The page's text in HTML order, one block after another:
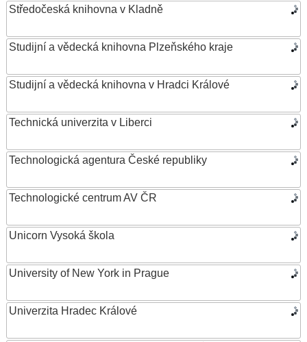
Středočeská knihovna v Kladně
Studijní a vědecká knihovna Plzeňského kraje
Studijní a vědecká knihovna v Hradci Králové
Technická univerzita v Liberci
Technologická agentura České republiky
Technologické centrum AV ČR
Unicorn Vysoká škola
University of New York in Prague
Univerzita Hradec Králové